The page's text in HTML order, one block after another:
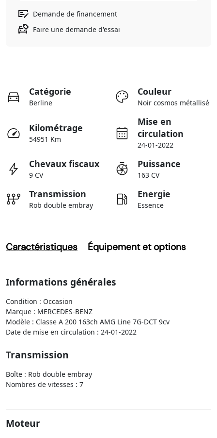
Demande de financement
Faire une demande d'essai
Catégorie
Berline
Couleur
Noir cosmos métallisé
Kilométrage
54951 Km
Mise en
circulation
24-01-2022
Chevaux fiscaux
9 CV
Puissance
163 CV
Transmission
Rob double embray
Energie
Essence
Caractéristiques Équipement et options
Informations générales
Condition : Occasion
Marque : MERCEDES-BENZ
Modèle : Classe A 200 163ch AMG Line 7G-DCT 9cv
Date de mise en circulation : 24-01-2022
Transmission
Boîte : Rob double embray
Nombres de vitesses : 7
Moteur